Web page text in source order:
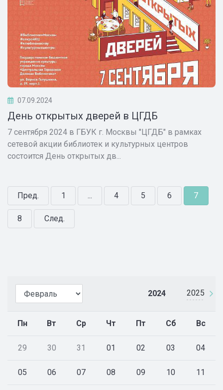
2024 2025
Пн Вт Ср Чт Пт Сб Вс
29 30 31 01 02 03 04
05 06 07 08 09 10 11
07.09.2024
День открытых дверей в ЦГДБ
7 сентября 2024 в ГБУК г. Москвы "ЦГДБ" в рамках
сетевой акции библиотек и культурных центров
состоится День открытых дв...
Пред. 1 ... 4 5 6 7
8 След.